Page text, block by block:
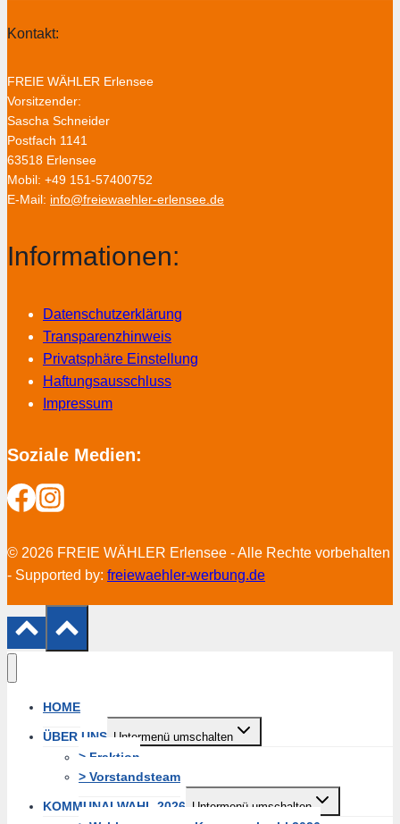
Kontakt:
FREIE WÄHLER Erlensee
Vorsitzender:
Sascha Schneider
Postfach 1141
63518 Erlensee
Mobil: +49 151-57400752
E-Mail: info@freiewaehler-erlensee.de
Informationen:
Datenschutzerklärung
Transparenzhinweis
Privatsphäre Einstellung
Haftungsausschluss
Impressum
Soziale Medien:
© 2026 FREIE WÄHLER Erlensee - Alle Rechte vorbehalten
- Supported by: freiewaehler-werbung.de
HOME
ÜBER UNS Untermenü umschalten
> Fraktion
> Vorstandsteam
KOMMUNALWAHL 2026 Untermenü umschalten